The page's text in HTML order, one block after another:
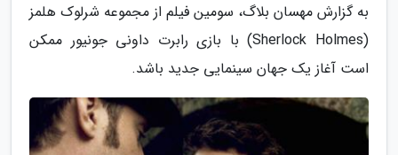
به گزارش مهسان بلاگ، سومین فیلم از مجموعه شرلوک هلمز
(Sherlock Holmes) با بازی رابرت داونی جونیور ممکن
است آغاز یک جهان سینمایی جدید باشد.